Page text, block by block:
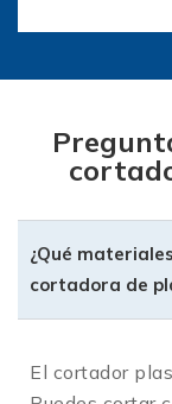
con
Corte
láminas
escoria,
esmerilado.
¿Qué
cortadora de
El cortador